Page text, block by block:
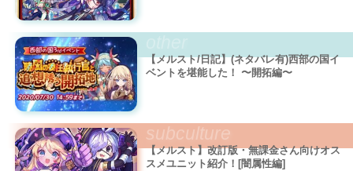
【メルスト/日記】(ネタバレ有)西部の国イ
ベントを堪能した！ 〜開拓編〜
subculture
【メルスト】改訂版・無課金さん向けオス
スメユニット紹介！[闇属性編]